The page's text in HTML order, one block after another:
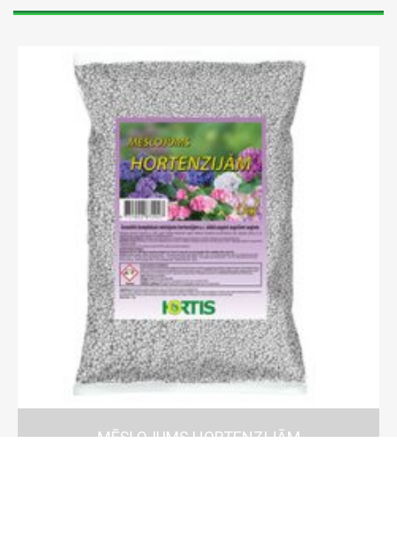
MĒSLOJUMS HORTENZIJĀM